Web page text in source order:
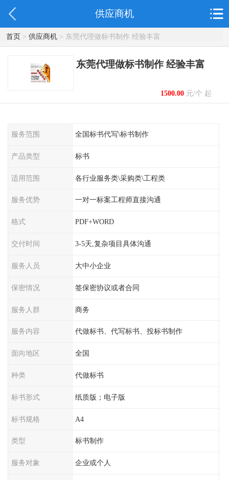
供应商机
首页> 供应商机> 东莞代理做标书制作 经验丰富
东莞代理做标书制作 经验丰富
1500.00元/个 起
服务范围 全国标书代写\标书制作
产品类型 标书
适用范围 各行业服务类\采购类\工程类
服务优势 一对一标案工程师直接沟通
格式 PDF+WORD
交付时间 3-5天,复杂项目具体沟通
服务人员 大中小企业
保密情况 签保密协议或者合同
服务人群 商务
服务内容 代做标书、代写标书、投标书制作
面向地区 全国
种类 代做标书
标书形式 纸质版；电子版
标书规格 A4
类型 标书制作
服务对象 企业或个人